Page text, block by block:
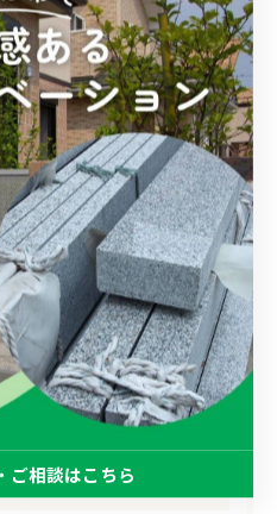
ー Categories
ゴリー
ョン
稿 Recent Posts
ご相談はこちら